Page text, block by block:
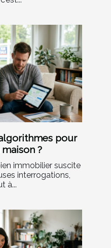
pour
?
immobilier suscite
interrogations,
à...